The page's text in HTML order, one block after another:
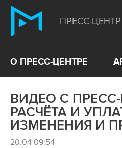
ПРЕСС-
О ПРЕСС-ЦЕНТРЕ
ВИДЕО С
РАСЧЁТА И
ИЗМЕНЕНИЯ И
20.04 09:54